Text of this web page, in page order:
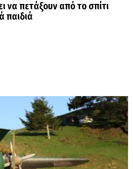
να πετάξουν από το σπίτι
παιδιά